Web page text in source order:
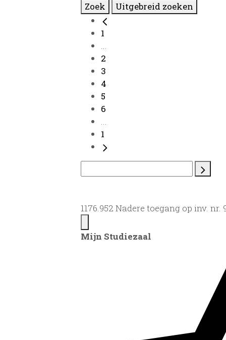
Zoek Uitgebreid zoeken
1
...
2
3
4
5
6
...
1
1176.952 Nadere toegang op inv. nr.
Mijn Studiezaal